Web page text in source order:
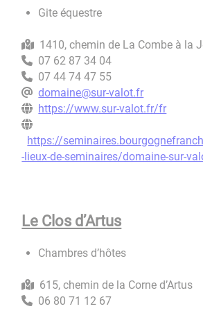
Gite équestre
1410, chemin de La Combe à la
07 62 87 34 04
07 44 74 47 55
domaine@sur-valot.fr
https://www.sur-valot.fr/fr
https://
-lieux-de-seminaires/domaine-sur-
Le Clos d’Artus
Chambres d’hôtes
615, chemin de la Corne d’Artus
06 80 71 12 67